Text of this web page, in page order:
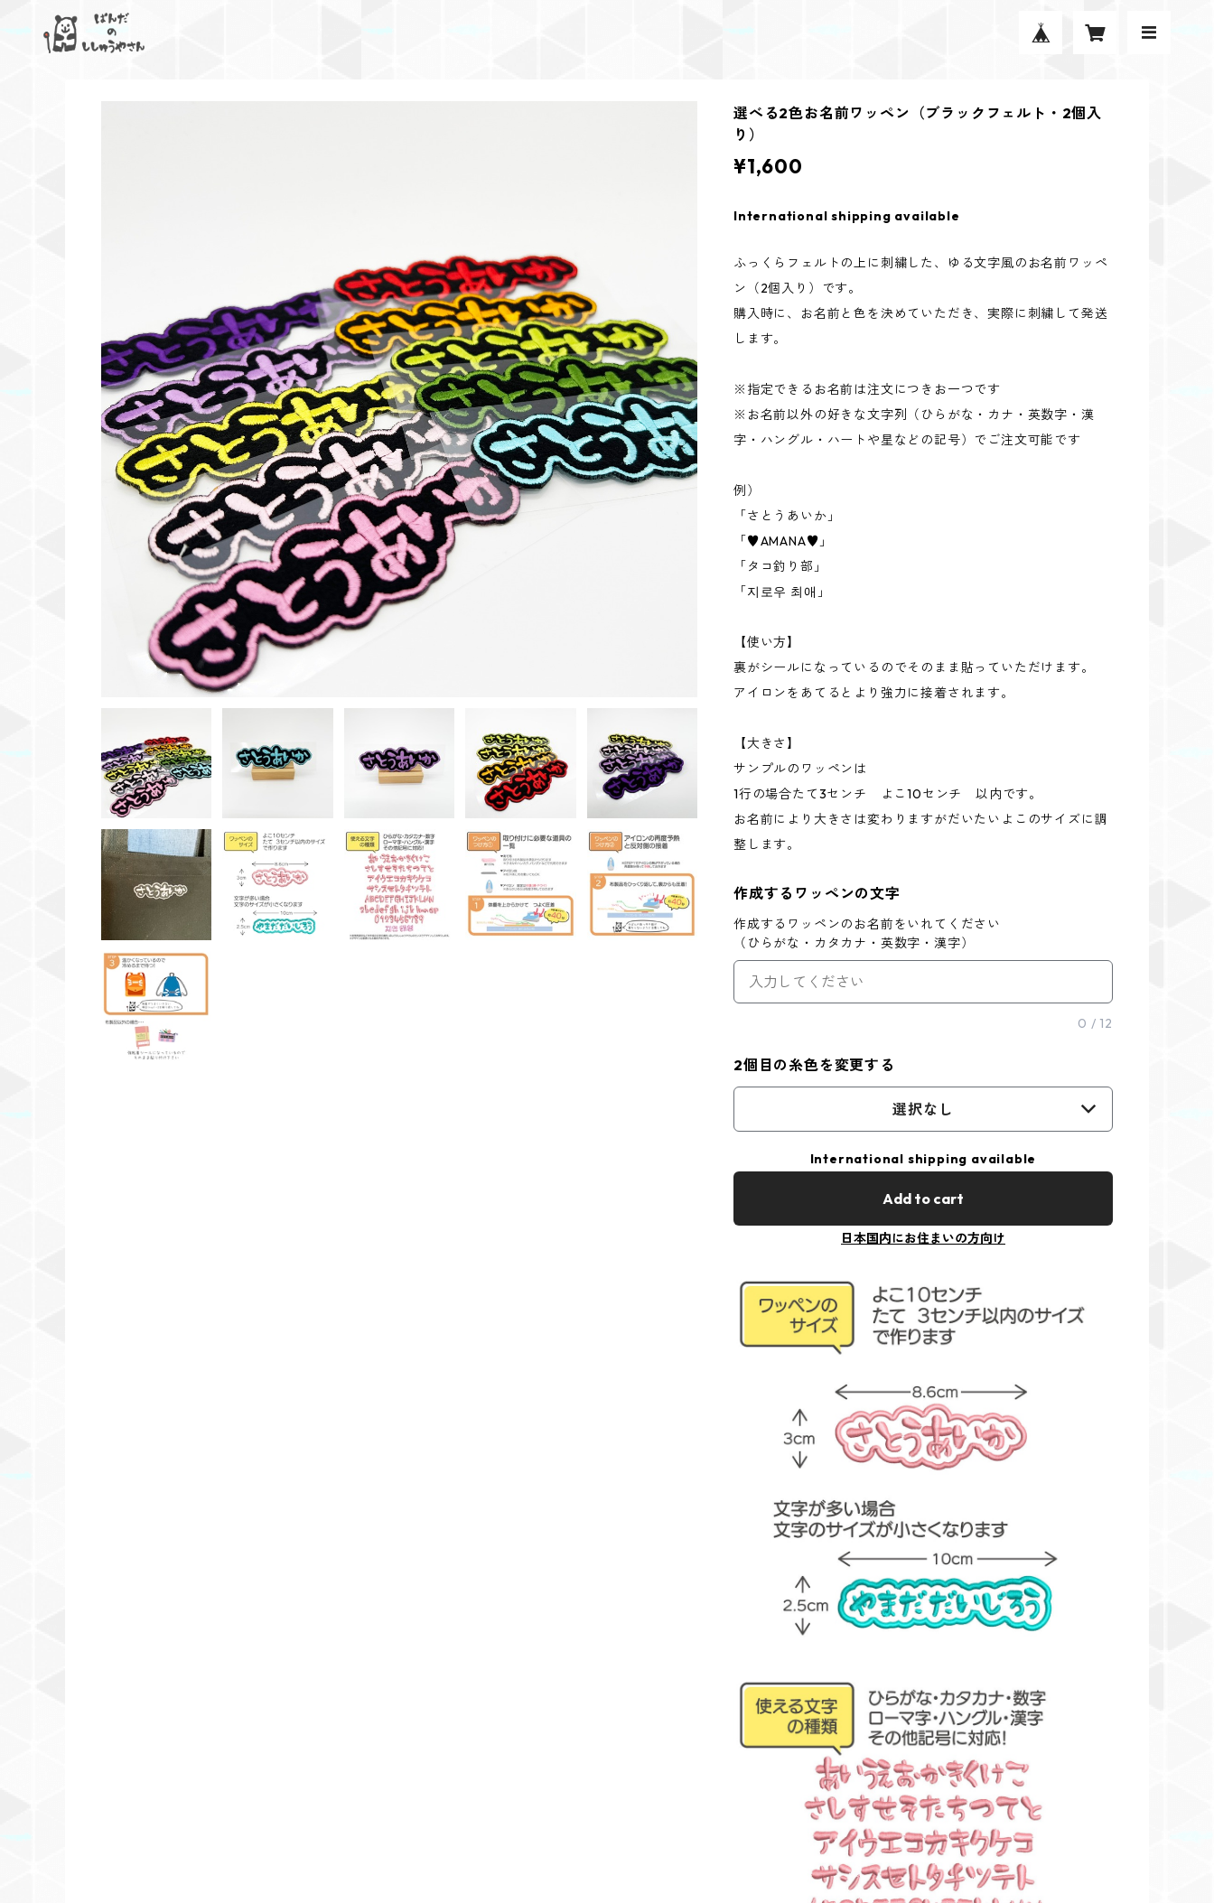
選べる2色お名前ワッペン（ブラックフェルト・2個入
り）
¥1,600
International shipping available
ふっくらフェルトの上に刺繍した、ゆる文字風のお名前ワッペ
ン（2個入り）です。
購入時に、お名前と色を決めていただき、実際に刺繍して発送
します。
※指定できるお名前は注文につきお一つです
※お名前以外の好きな文字列（ひらがな・カナ・英数字・漢
字・ハングル・ハートや星などの記号）でご注文可能です
例）
「さとうあいか」
「♥AMANA♥」
「タコ釣り部」
「지로우 최애」
【使い方】
裏がシールになっているのでそのまま貼っていただけます。
アイロンをあてるとより強力に接着されます。
【大きさ】
サンプルのワッペンは
1行の場合たて3センチ よこ10センチ 以内です。
お名前により大きさは変わりますがだいたいよこのサイズに調
整します。
作成するワッペンの文字
作成するワッペンのお名前をいれてください
（ひらがな・カタカナ・英数字・漢字）
0 / 12
2個目の糸色を変更する
選択なし
International shipping available
Add to cart
日本国内にお住まいの方向け